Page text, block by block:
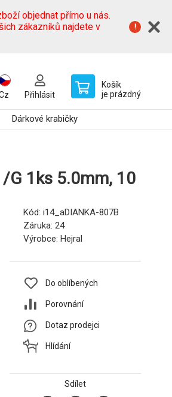
objednat přímo u nás.
zákazníků najdete v
Přihlásit
Košík
je prázdný
Dárkové krabičky
G 1ks 5.0mm, 10
Kód: i14_aDIANKA-807B
Záruka: 24
Výrobce: Hejral
Do oblíbených
Porovnání
Dotaz prodejci
Hlídání
Sdílet